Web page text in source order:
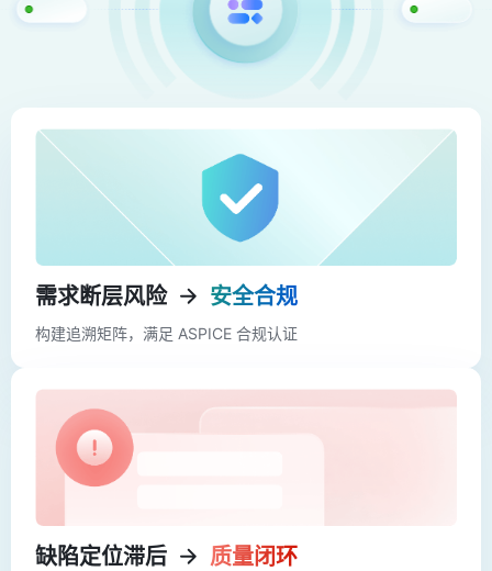
需求断层风险 安全合规
构建追溯矩阵，满足 ASPICE 合规认证
缺陷定位滞后 质量闭环